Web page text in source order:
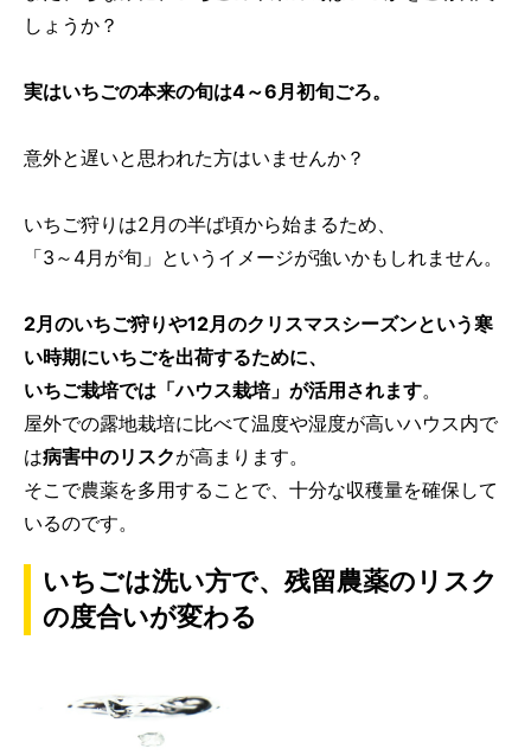
しょうか？
実はいちごの本来の旬は4～6月初旬ごろ。
意外と遅いと思われた方はいませんか？
いちご狩りは2月の半ば頃から始まるため、
「3～4月が旬」というイメージが強いかもしれません。
2月のいちご狩りや12月のクリスマスシーズンという寒
い時期にいちごを出荷するために、
いちご栽培では「ハウス栽培」が活用されます。
屋外での露地栽培に比べて温度や湿度が高いハウス内で
は病害中のリスクが高まります。
そこで農薬を多用することで、十分な収穫量を確保して
いるのです。
いちごは洗い方で、残留農薬のリスク
の度合いが変わる